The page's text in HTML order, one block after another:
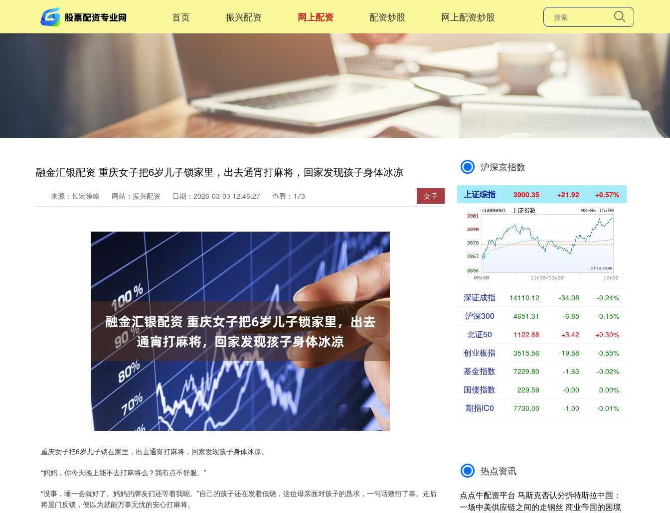
首页 振兴配资 网上配资 配资炒股 网上配资炒股
融金汇银配资 重庆女子把6岁儿子锁家里，出去通宵打麻将，回家发现孩子身体冰凉
女子
来源：长宏策略 网站：振兴配资 日期：2026-03-03 12:46:27 查看：173
重庆女子把6岁儿子锁在家里，出去通宵打麻将，回家发现孩子身体冰凉。
“妈妈，你今天晚上能不去打麻将么？我有点不舒服。”
“没事，睡一会就好了。妈妈的牌友们还等着我呢。”自己的孩子还在发着低烧，这位母亲面对孩子的恳求，一句话敷衍了事。走后
将屋门反锁，便以为就能万事无忧的安心打麻将。
沪深京指数
上证综指 3900.35 +21.92 +0.57%
深证成指 14110.12 -34.08 -0.24%
沪深300 4651.31 -6.85 -0.15%
北证50 1122.88 +3.42 +0.30%
创业板指 3515.56 -19.58 -0.55%
基金指数 7229.80 -1.63 -0.02%
国债指数 229.59 -0.00 0.00%
期指IC0 7730.00 -1.00 -0.01%
热点资讯
点点牛配资平台 马斯克否认分拆特斯拉中国：
一场中美供应链之间的走钢丝 商业帝国的困境